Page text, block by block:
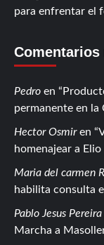
para enfrentar el
Pedro en
permanente en
Hector Osmiren
homenajear a Elio
Maria del carmen
habilita consulta
Pablo Jesus
Marcha a